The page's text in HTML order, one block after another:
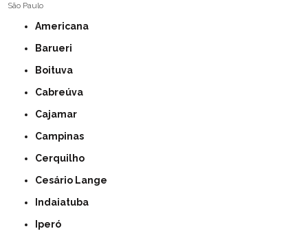
São Paulo
Americana
Barueri
Boituva
Cabreúva
Cajamar
Campinas
Cerquilho
Cesário Lange
Indaiatuba
Iperó